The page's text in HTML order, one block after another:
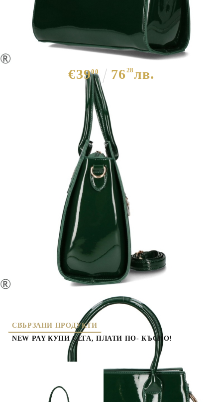
Стилна маслено зелена чанта-
HERISSON 10418
€3900 7628лв.
ЗЕЛЕН
ЕКО КОЖА
ТЕКСТИЛ
В-26см/Ш-26см/Д-8см.
Едно отделение с джоб за телефон, външен
джоб с цип
( 1 ) Оцени продукта
дамски чанти
СВЪРЗАНИ ПРОДУКТИ
NEW PAY КУПИ СЕГА, ПЛАТИ ПО- КЪСНО!